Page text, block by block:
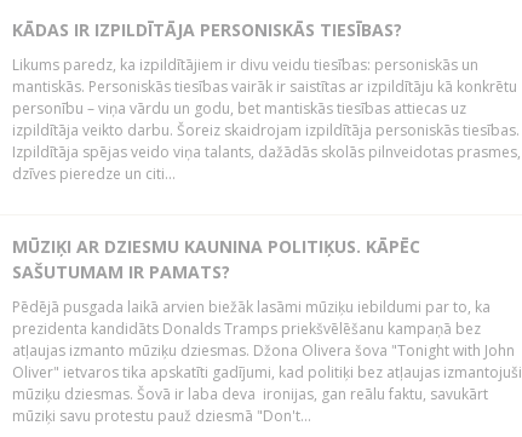
KĀDAS IR IZPILDĪTĀJA PERSONISKĀS TIESĪBAS?
Likums paredz, ka izpildītājiem ir divu veidu tiesības: personiskās un
mantiskās. Personiskās tiesības vairāk ir saistītas ar izpildītāju kā konkrētu
personību – viņa vārdu un godu, bet mantiskās tiesības attiecas uz
izpildītāja veikto darbu. Šoreiz skaidrojam izpildītāja personiskās tiesības.
Izpildītāja spējas veido viņa talants, dažādās skolās pilnveidotas prasmes,
dzīves pieredze un citi...
MŪZIĶI AR DZIESMU KAUNINA POLITIĶUS. KĀPĒC
SAŠUTUMAM IR PAMATS?
Pēdējā pusgada laikā arvien biežāk lasāmi mūziķu iebildumi par to, ka
prezidenta kandidāts Donalds Tramps priekšvēlēšanu kampaņā bez
atļaujas izmanto mūziķu dziesmas. Džona Olivera šova "Tonight with John
Oliver" ietvaros tika apskatīti gadījumi, kad politiķi bez atļaujas izmantojuši
mūziķu dziesmas. Šovā ir laba deva ironijas, gan reālu faktu, savukārt
mūziķi savu protestu pauž dziesmā "Don't...